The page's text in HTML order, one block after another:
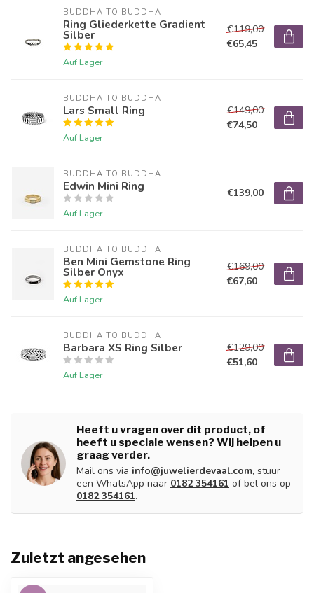
BUDDHA TO BUDDHA
Ring Gliederkette Gradient
Silber
Auf Lager
€119,00
€65,45
BUDDHA TO BUDDHA
Lars Small Ring
Auf Lager
€149,00
€74,50
BUDDHA TO BUDDHA
Edwin Mini Ring
Auf Lager
€139,00
BUDDHA TO BUDDHA
Ben Mini Gemstone Ring
Silber Onyx
Auf Lager
€169,00
€67,60
BUDDHA TO BUDDHA
Barbara XS Ring Silber
Auf Lager
€129,00
€51,60
Heeft u vragen over dit product, of
heeft u speciale wensen? Wij helpen u
graag verder.
Mail ons via info@juwelierdevaal.com, stuur
een WhatsApp naar 0182 354161 of bel ons op
0182 354161.
Zuletzt angesehen